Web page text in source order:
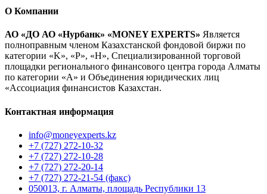
О Компании
АО «ДО АО «Нурбанк» «MONEY EXPERTS» Является
полноправным членом Казахстанской фондовой биржи по
категории «K», «P», «H», Специализированной торговой
площадки регионального финансового центра города Алматы
по категории «А» и Объединения юридических лиц
«Ассоциация финансистов Казахстан.
Контактная информация
info@moneyexperts.kz
+7 (727) 272-10-32
+7 (727) 272-10-28
+7 (727) 272-20-14
+7 (727) 272-21-54 (факс)
050013, г. Алматы, площадь Республики 13